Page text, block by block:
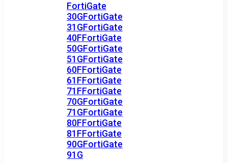
FortiGate
30GFortiGate
31GFortiGate
40FFortiGate
50GFortiGate
51GFortiGate
60FFortiGate
61FFortiGate
71FFortiGate
70GFortiGate
71GFortiGate
80FFortiGate
81FFortiGate
90GFortiGate
91G